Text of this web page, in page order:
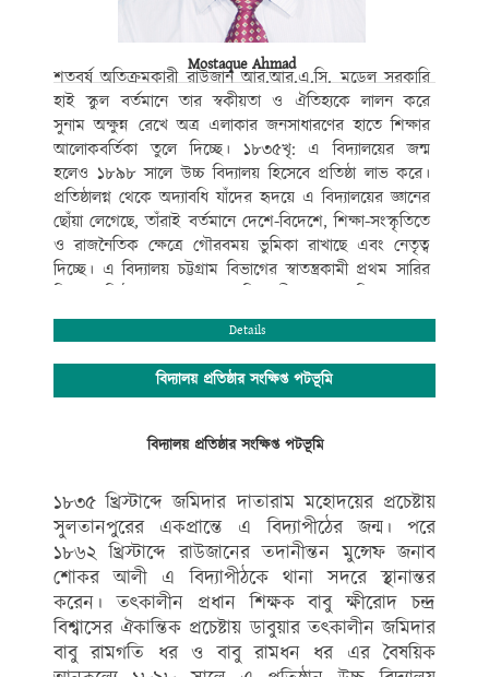
Mostaque Ahmad
শতবর্ষ অতিক্রমকারী রাউজান আর.আর.এ.সি. মডেল সরকারি
হাই স্কুল বর্তমানে তার স্বকীয়তা ও ঐতিহ্যকে লালন করে
সুনাম অক্ষুন্ন রেখে অত্র এলাকার জনসাধারণের হাতে শিক্ষার
আলোকবর্তিকা তুলে দিচ্ছে। ১৮৩৫খৃ: এ বিদ্যালয়ের জন্ম
হলেও ১৮৯৮ সালে উচ্চ বিদ্যালয় হিসেবে প্রতিষ্ঠা লাভ করে।
প্রতিষ্ঠালগ্ন থেকে অদ্যাবধি যাঁদের হৃদয়ে এ বিদ্যালয়ের জ্ঞানের
ছোঁয়া লেগেছে, তাঁরাই বর্তমানে দেশে-বিদেশে, শিক্ষা-সংস্কৃতিতে
ও রাজনৈতিক ক্ষেত্রে গৌরবময় ভুমিকা রাখাছে এবং নেতৃত্ব
দিচ্ছে। এ বিদ্যালয় চট্টগ্রাম বিভাগের স্বাতন্ত্রকামী প্রথম সারির
শিক্ষা প্রতিষ্ঠান গুলোর মধ্যে অতি প্রাচীনতম। এ বিদ্যালয় শুধু
আধুনিক যুগপোযোগী ও মানসম্মত শিক্ষাদানে বিশেষত্ব অর্জনে
সীমাবদ্ধ তা নয়,বই কেন্দ্রিক শিক্ষার পাশাপাশি নৈতিক শিক্ষা,
সহ-পাঠ ক্রমিক শিক্ষাকে অত্যন্ত গুরুত্ব দিয়ে থাকে।
বিদ্যালয়ের সুশৃংখল ও সু-পরিকল্পিত কার্যক্রম ও পদ্ধতিগত
কৃতিত্বের স্বাক্ষর রেখে বিদ্যালয়ের সুনাম বৃদ্ধি করেছে। এরই
ফলে গণপ্রজাতন্ত্রী বাংলাদেশ সরকারের মাননীয় প্রধানমন্ত্রী শেখ
হাসিনা এর যুগান্তকারী পদক্ষেপ প্রত্যেক উপজেলায় মানসম্মত
একটি করে মাধ্যমিক স্কুল সরকারিকরণের ঘোষণানুযায়ী
মান্যবর সাংসদ জনাব
এ .বি. এম. ফজলে করিম চৌধুরী এমপি মহোদয়ের ঐকান্তিক
প্রচেষ্টায় গত ২৪/০৯/১৮ খ্রিঃ তারিখে সরকারিকরণের
প্রজ্ঞাপন আসে এবং সরকারিকরণ হয়। সরকারিকরণ হওয়ার
পেছনে যাদের অবদান সংশ্লিষ্ট জনকে বিদ্যালয়ের পক্ষ থেকে
অশেষ ধন্যবাদ ও কৃতজ্ঞতা জানাই।
Details
বিদ্যালয় প্রতিষ্ঠার সংক্ষিপ্ত পটভূমি
বিদ্যালয় প্রতিষ্ঠার সংক্ষিপ্ত পটভূমি
১৮৩৫ খ্রিস্টাব্দে জমিদার দাতারাম মহোদয়ের প্রচেষ্টায়
সুলতানপুরের একপ্রান্তে এ বিদ্যাপীঠের জন্ম। পরে
১৮৬২ খ্রিস্টাব্দে রাউজানের তদানীন্তন মুন্সেফ জনাব
শোকর আলী এ বিদ্যাপীঠকে থানা সদরে স্থানান্তর
করেন। তৎকালীন প্রধান শিক্ষক বাবু ক্ষীরোদ চন্দ্র
বিশ্বাসের ঐকান্তিক প্রচেষ্টায় ডাবুয়ার তৎকালীন জমিদার
বাবু রামগতি ধর ও বাবু রামধন ধর এর বৈষয়িক